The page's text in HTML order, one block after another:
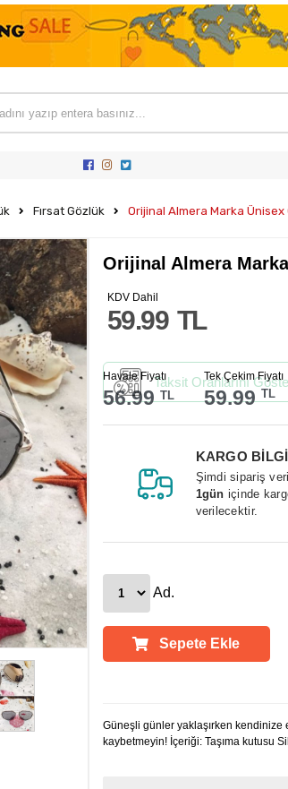
Fırsat Gözlük Orijinal Almera Marka Ünisex
Orijinal Almera
59.99 TL
KDV Dahil
Havale Fiyatı
56.99 TL
Tek Çekim Fiyatı
59.99 TL
Taksit Oranlarını
KARGO
Şimdi sipariş
1gün içinde
verilecektir.
Ad.
Sepete Ekle
Güneşli günler yaklaşırken
kaybetmeyin! İçeriği: Taşıma kutusu